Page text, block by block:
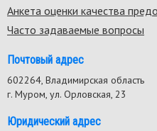
Анкета оценки качества
Часто задаваемые вопросы
Почтовый адрес
602264, Владимирская область
г. Муром, ул. Орловская, 23
Юридический адрес